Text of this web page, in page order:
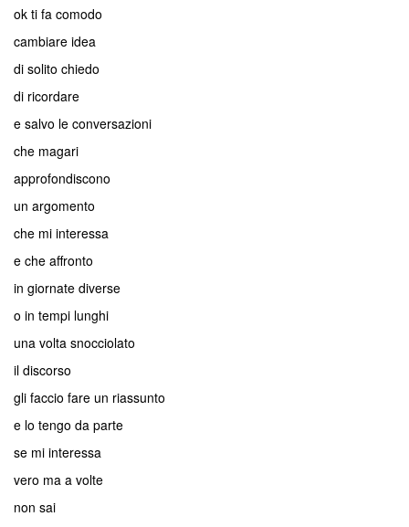
ok ti fa comodo
cambiare idea
di solito chiedo
di ricordare
e salvo le conversazioni
che magari
approfondiscono
un argomento
che mi interessa
e che affronto
in giornate diverse
o in tempi lunghi
una volta snocciolato
il discorso
gli faccio fare un riassunto
e lo tengo da parte
se mi interessa
vero ma a volte
non sai